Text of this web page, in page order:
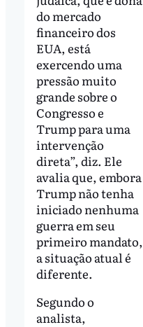
do mercado
financeiro dos
EUA, está
exercendo uma
pressão muito
grande sobre o
Congresso e
Trump para uma
intervenção
direta”, diz. Ele
avalia que, embora
Trump não tenha
iniciado nenhuma
guerra em seu
primeiro mandato,
a situação atual é
diferente.
Segundo o
analista,